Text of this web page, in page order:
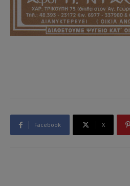
Facebook X